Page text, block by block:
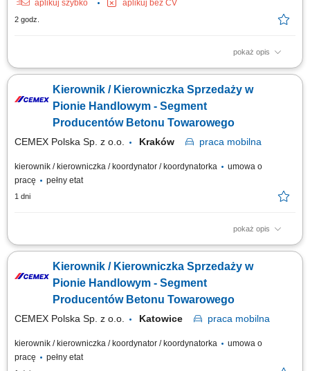
aplikuj szybko
aplikuj bez CV
2 godz.
pokaż opis
Opis stanowiska: Organizowanie, koordynowanie oraz weryfikacja
Aktywne pozyskiwanie partnerów biznesowych oraz utrzymywanie relacji
z kluczowymi klientami firmy. Wdrażanie i sprzedaż szerokiego wachlarza
usług finansowych,...
Kierownik / Kierowniczka Sprzedaży w
Pionie Handlowym - Segment
Producentów Betonu Towarowego
CEMEX Polska Sp. z o.o. Kraków praca mobilna
kierownik / kierowniczka / koordynator / koordynatorka
umowa o
pracę
pełny etat
1 dni
pokaż opis
Opis stanowiska Rozwijanie sprzedaży produktów dla klientów
kontrahentów oraz budowanie długoterminowych relacji handlowych.
Prowadzenie spotkań, przygotowywanie ofert i negocjowanie warunków
współpracy. Monitorowanie rynku oraz...
Kierownik / Kierowniczka Sprzedaży w
Pionie Handlowym - Segment
Producentów Betonu Towarowego
CEMEX Polska Sp. z o.o. Katowice praca mobilna
kierownik / kierowniczka / koordynator / koordynatorka
umowa o
pracę
pełny etat